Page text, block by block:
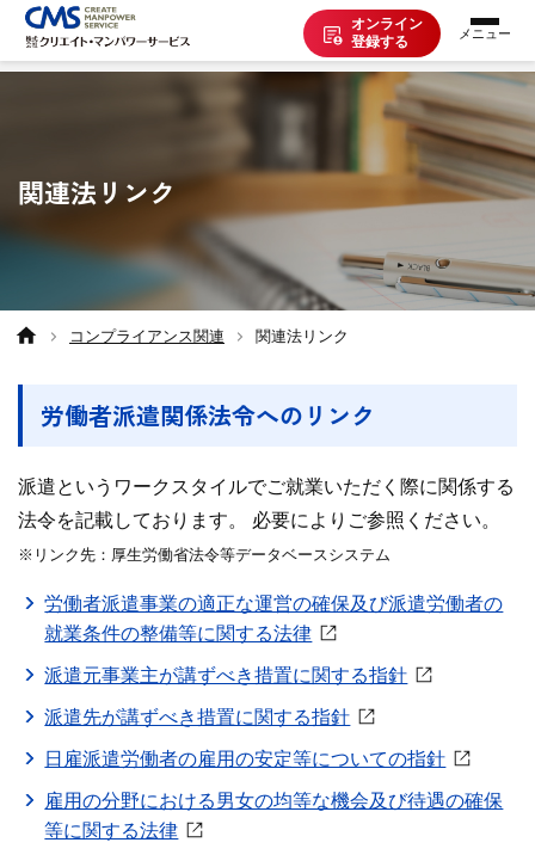
オンライン
登録する
派遣で働く
CMSについて
オンライン登録する
関連法リンク
コンプライアンス関連 関連法リンク
労働者派遣関係法令へのリンク
派遣というワークスタイルでご就業いただく際に関係する
法令を記載しております。 必要によりご参照ください。
※リンク先：厚生労働省法令等データベースシステム
労働者派遣事業の適正な運営の確保及び派遣労働者の
就業条件の整備等に関する法律
派遣元事業主が講ずべき措置に関する指針
派遣先が講ずべき措置に関する指針
日雇派遣労働者の雇用の安定等についての指針
雇用の分野における男女の均等な機会及び待遇の確保
等に関する法律